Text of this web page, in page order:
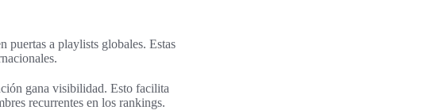
a playlists globales. Estas
gana visibilidad. Esto facilita
recurrentes en los rankings.